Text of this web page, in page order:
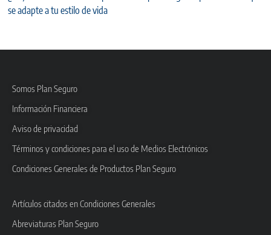
se adapte a tu estilo de vida
Somos Plan Seguro
Información Financiera
Aviso de privacidad
Términos y condiciones para el uso de Medios Electrónicos
Condiciones Generales de Productos Plan Seguro
Artículos citados en Condiciones Generales
Abreviaturas Plan Seguro